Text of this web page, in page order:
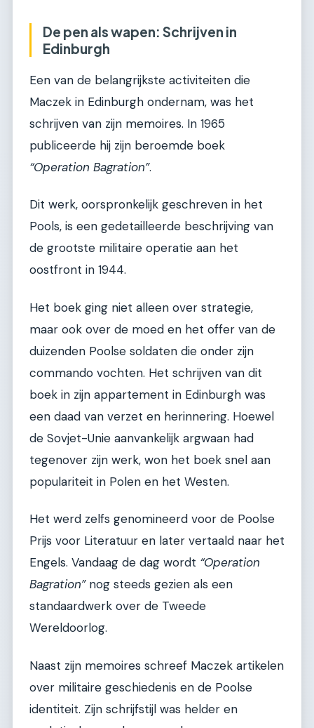
De pen als wapen: Schrijven in
Edinburgh
Een van de belangrijkste activiteiten die
Maczek in Edinburgh ondernam, was het
schrijven van zijn memoires. In 1965
publiceerde hij zijn beroemde boek
“Operation Bagration”.
Dit werk, oorspronkelijk geschreven in het
Pools, is een gedetailleerde beschrijving van
de grootste militaire operatie aan het
oostfront in 1944.
Het boek ging niet alleen over strategie,
maar ook over de moed en het offer van de
duizenden Poolse soldaten die onder zijn
commando vochten. Het schrijven van dit
boek in zijn appartement in Edinburgh was
een daad van verzet en herinnering. Hoewel
de Sovjet-Unie aanvankelijk argwaan had
tegenover zijn werk, won het boek snel aan
populariteit in Polen en het Westen.
Het werd zelfs genomineerd voor de Poolse
Prijs voor Literatuur en later vertaald naar het
Engels. Vandaag de dag wordt “Operation
Bagration”nog steeds gezien als een
standaardwerk over de Tweede
Wereldoorlog.
Naast zijn memoires schreef Maczek artikelen
over militaire geschiedenis en de Poolse
identiteit. Zijn schrijfstijl was helder en